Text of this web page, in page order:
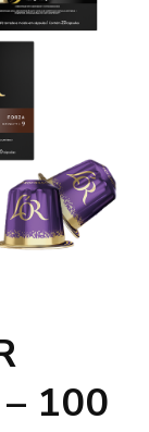
100